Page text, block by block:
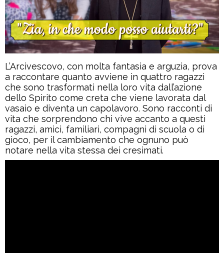
L’Arcivescovo, con molta fantasia e arguzia, prova
a raccontare quanto avviene in quattro ragazzi
che sono trasformati nella loro vita dall’azione
dello Spirito come creta che viene lavorata dal
vasaio e diventa un capolavoro. Sono racconti di
vita che sorprendono chi vive accanto a questi
ragazzi, amici, familiari, compagni di scuola o di
gioco, per il cambiamento che ognuno può
notare nella vita stessa dei cresimati.